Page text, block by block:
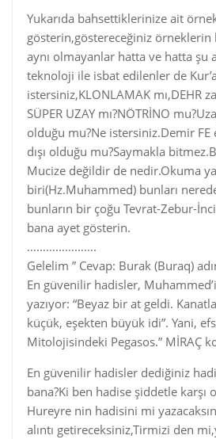
Yukarıda bahsettiklerinize ait
gösterin,göstereceğiniz örneklerin
aynı olmayanlar hatta ve hatta şu
teknoloji ile isbat edilenler de
istersiniz,KLONLAMAK mı,DEHR
SÜPER UZAY mı?NÖTRİNO
olduğu mu?Ne istersiniz.Demir
dışı olduğu mu?Saymakla
Mucize değildir de nedir.Okuma
biri(Hz.Muhammed) bunları
bunların bir çoğu Tevrat-Zebur-
bana ayet gösterin.
………………….
Gelelim ” Cevap: Burak (Buraq)
En güvenilir hadisler,
yazıyor: “Beyaz bir at geldi.
küçük, eşekten büyük idi”. Yani,
Mitolojisindeki Pegasos.” MİRAÇ
En güvenilir hadisler dediğiniz
bana?Ki ben hadise şiddetle karşı
Hureyre nin hadisini mi
alıntı getireceksiniz,Tirmizi den